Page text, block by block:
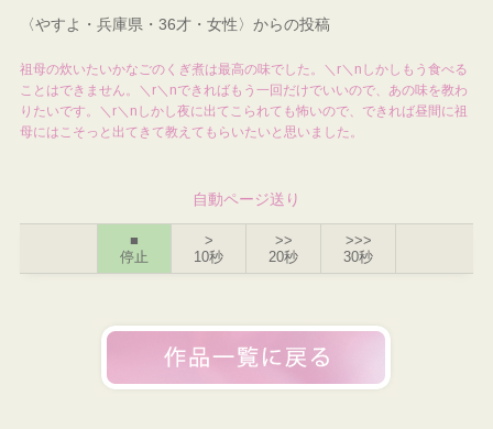
〈やすよ・兵庫県・36才・女性〉からの投稿
祖母の炊いたいかなごのくぎ煮は最高の味でした。＼r＼nしかしもう食べる
ことはできません。＼r＼nできればもう一回だけでいいので、あの味を教わ
りたいです。＼r＼nしかし夜に出てこられても怖いので、できれば昼間に祖
母にはこそっと出てきて教えてもらいたいと思いました。
自動ページ送り
■
停止
>
10秒
>>
20秒
>>>
30秒